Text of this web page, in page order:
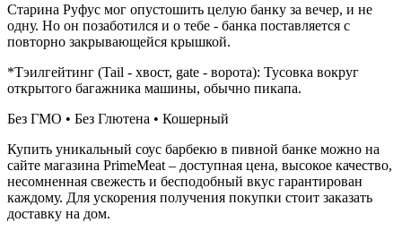
Старина Руфус мог опустошить целую банку за вечер, и не
одну. Но он позаботился и о тебе - банка поставляется с
повторно закрывающейся крышкой.
*Тэилгейтинг (Tail - хвост, gate - ворота): Тусовка вокруг
открытого багажника машины, обычно пикапа.
Без ГМО • Без Глютена • Кошерный
Купить уникальный соус барбекю в пивной банке можно на
сайте магазина PrimeMeat – доступная цена, высокое качество,
несомненная свежесть и бесподобный вкус гарантирован
каждому. Для ускорения получения покупки стоит заказать
доставку на дом.